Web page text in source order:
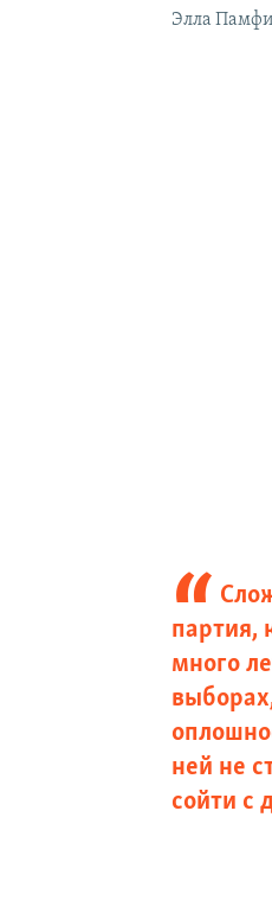
Элла
партия,
много
ней не
сойти с